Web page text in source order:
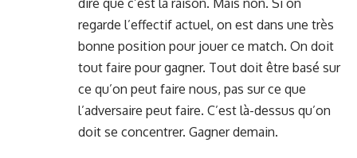
dire que c’est la raison. Mais non. Si on
regarde l’effectif actuel, on est dans une très
bonne position pour jouer ce match. On doit
tout faire pour gagner. Tout doit être basé sur
ce qu’on peut faire nous, pas sur ce que
l’adversaire peut faire. C’est là-dessus qu’on
doit se concentrer. Gagner demain.